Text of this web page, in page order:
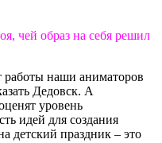
чей образ на себя решил
работы наши аниматоров
Дедовск. А
уровень
идей для создания
детский праздник – это